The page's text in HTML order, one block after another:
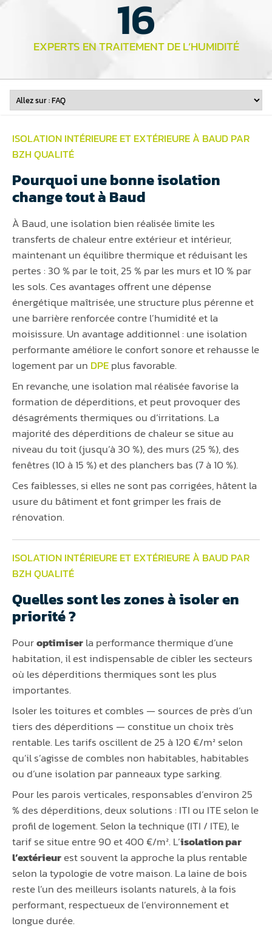
EXPERTS EN TRAITEMENT DE L’HUMIDITÉ
16
ISOLATION INTÉRIEURE ET EXTÉRIEURE À BAUD PAR
BZH QUALITÉ
Pourquoi une bonne isolation
change tout à Baud
À Baud, une isolation bien réalisée limite les
transferts de chaleur entre extérieur et intérieur,
maintenant un équilibre thermique et réduisant les
pertes : 30 % par le toit, 25 % par les murs et 10 % par
les sols. Ces avantages offrent une dépense
énergétique maîtrisée, une structure plus pérenne et
une barrière renforcée contre l’humidité et la
moisissure. Un avantage additionnel : une isolation
performante améliore le confort sonore et rehausse le
logement par un DPEplus favorable.
En revanche, une isolation mal réalisée favorise la
formation de déperditions, et peut provoquer des
désagréments thermiques ou d’irritations. La
majorité des déperditions de chaleur se situe au
niveau du toit (jusqu’à 30 %), des murs (25 %), des
fenêtres (10 à 15 %) et des planchers bas (7 à 10 %).
Ces faiblesses, si elles ne sont pas corrigées, hâtent la
usure du bâtiment et font grimper les frais de
rénovation.
ISOLATION INTÉRIEURE ET EXTÉRIEURE À BAUD PAR
BZH QUALITÉ
Quelles sont les zones à isoler en
priorité ?
Pouroptimiserla performance thermique d’une
habitation, il est indispensable de cibler les secteurs
où les déperditions thermiques sont les plus
importantes.
Isoler les toitures et combles — sources de près d’un
tiers des déperditions — constitue un choix très
rentable. Les tarifs oscillent de 25 à 120 €/m² selon
qu’il s’agisse de combles non habitables, habitables
ou d’une isolation par panneaux type sarking.
Pour les parois verticales, responsables d’environ 25
% des déperditions, deux solutions : ITI ou ITE selon le
profil de logement. Selon la technique (ITI / ITE), le
tarif se situe entre 90 et 400 €/m². L’isolation par
l’extérieurest souvent la approche la plus rentable
selon la typologie de votre maison. La laine de bois
reste l’un des meilleurs isolants naturels, à la fois
performant, respectueux de l’environnement et
longue durée.